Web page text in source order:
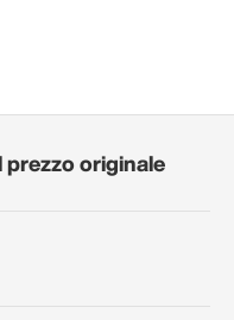
prezzo originale